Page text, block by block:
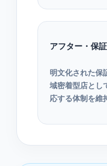
アフター・保証
明文化された保
域密着型店とし
応する体制を維